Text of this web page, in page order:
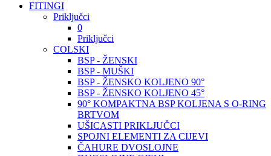
FITINGI
Priključci
0
Priključci
COLSKI
BSP - ŽENSKI
BSP - MUŠKI
BSP - ŽENSKO KOLJENO 90°
BSP - ŽENSKO KOLJENO 45°
90° KOMPAKTNA BSP KOLJENA S O-RING
BRTVOM
UŠICASTI PRIKLJUČCI
SPOJNI ELEMENTI ZA CIJEVI
ČAHURE DVOSLOJNE